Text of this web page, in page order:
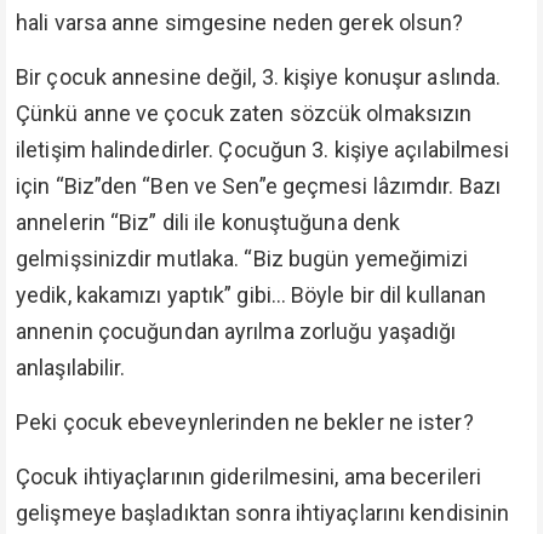
hali varsa anne simgesine neden gerek olsun?
Bir çocuk annesine değil, 3. kişiye konuşur aslında.
Çünkü anne ve çocuk zaten sözcük olmaksızın
iletişim halindedirler. Çocuğun 3. kişiye açılabilmesi
için “Biz”den “Ben ve Sen”e geçmesi lâzımdır. Bazı
annelerin “Biz” dili ile konuştuğuna denk
gelmişsinizdir mutlaka. “Biz bugün yemeğimizi
yedik, kakamızı yaptık” gibi… Böyle bir dil kullanan
annenin çocuğundan ayrılma zorluğu yaşadığı
anlaşılabilir.
Peki çocuk ebeveynlerinden ne bekler ne ister?
Çocuk ihtiyaçlarının giderilmesini, ama becerileri
gelişmeye başladıktan sonra ihtiyaçlarını kendisinin